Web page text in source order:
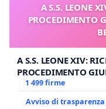
A S.S. LEONE
PROCEDIMENTO
A S.S. LEONE XIV:
PROCEDIMENTO
BENEDETTO XVI
1 499 firme
Avviso di trasparenza